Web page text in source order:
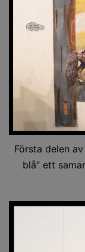
Första delen
blå” ett